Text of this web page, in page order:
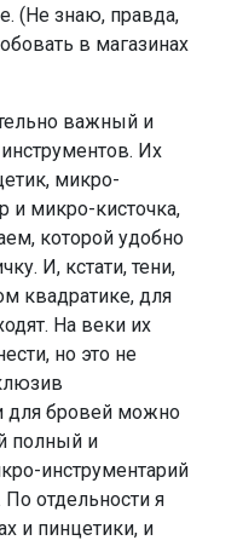
(Не знаю, правда,
в магазинах
важный и
Их
микро-
и микро-кисточка,
которой удобно
И, кстати, тени,
квадратике, для
На веки их
но это не
для бровей можно
полный и
инструментарий
отдельности я
и пинцетики, и